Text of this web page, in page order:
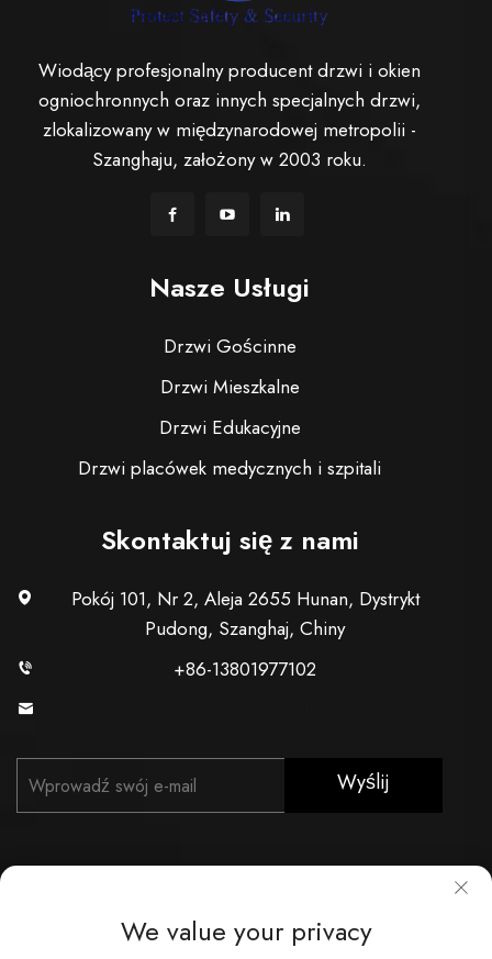
Wiodący profesjonalny producent drzwi i okien
ogniochronnych oraz innych specjalnych drzwi,
zlokalizowany w międzynarodowej metropolii -
Szanghaju, założony w 2003 roku.
Nasze Usługi
Drzwi Gościnne
Drzwi Mieszkalne
Drzwi Edukacyjne
Drzwi placówek medycznych i szpitali
Skontaktuj się z nami
Pokój 101, Nr 2, Aleja 2655 Hunan, Dystrykt
Pudong, Szanghaj, Chiny
+86-13801977102
Wyślij
We value your privacy